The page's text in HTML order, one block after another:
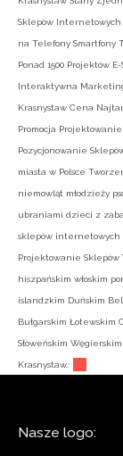
Sklepów Internetowych
na Telefony Smartfony
Ponad 1500 Projektów
Interaktywna
Krasnystaw Cena
Promocja
Pozycjonowanie
miasta w Polsce
niemowląt młodzieży
ubraniami dzieci z
sklepów internetowych
Projektowanie
hiszpańskim włoskim
islandzkim Duńskim
Bułgarskim Łotewskim
Słoweńskim
Krasnystaw.:
Nasze logo: